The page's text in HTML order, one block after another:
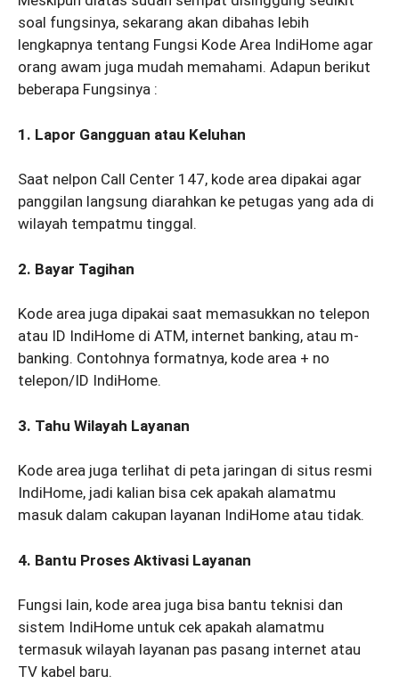
soal fungsinya, sekarang akan dibahas lebih
lengkapnya tentang Fungsi Kode Area IndiHome agar
orang awam juga mudah memahami. Adapun berikut
beberapa Fungsinya :
1. Lapor Gangguan atau Keluhan
Saat nelpon Call Center 147, kode area dipakai agar
panggilan langsung diarahkan ke petugas yang ada di
wilayah tempatmu tinggal.
2. Bayar Tagihan
Kode area juga dipakai saat memasukkan no telepon
atau ID IndiHome di ATM, internet banking, atau m-
banking. Contohnya formatnya, kode area + no
telepon/ID IndiHome.
3. Tahu Wilayah Layanan
Kode area juga terlihat di peta jaringan di situs resmi
IndiHome, jadi kalian bisa cek apakah alamatmu
masuk dalam cakupan layanan IndiHome atau tidak.
4. Bantu Proses Aktivasi Layanan
Fungsi lain, kode area juga bisa bantu teknisi dan
sistem IndiHome untuk cek apakah alamatmu
termasuk wilayah layanan pas pasang internet atau
TV kabel baru.